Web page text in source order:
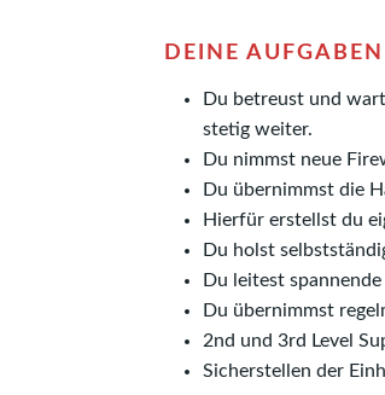
DEINE AUFGABEN
Du betreust und
stetig weiter.
Du nimmst neue
Du übernimmst die
Hierfür erstellst du
Du holst
Du leitest
Du übernimmst
2nd und 3rd Level
Sicherstellen der